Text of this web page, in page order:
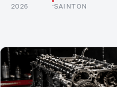
2026
·SAINTON